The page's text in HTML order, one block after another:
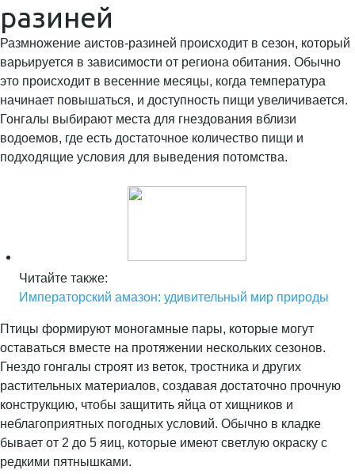
разиней
Размножение аистов-разиней происходит в сезон, который
варьируется в зависимости от региона обитания. Обычно
это происходит в весенние месяцы, когда температура
начинает повышаться, и доступность пищи увеличивается.
Гонгалы выбирают места для гнездования вблизи
водоемов, где есть достаточное количество пищи и
подходящие условия для выведения потомства.
Читайте также:
Императорский амазон: удивительный мир природы
Птицы формируют моногамные пары, которые могут
оставаться вместе на протяжении нескольких сезонов.
Гнездо гонгалы строят из веток, тростника и других
растительных материалов, создавая достаточно прочную
конструкцию, чтобы защитить яйца от хищников и
неблагоприятных погодных условий. Обычно в кладке
бывает от 2 до 5 яиц, которые имеют светлую окраску с
редкими пятнышками.